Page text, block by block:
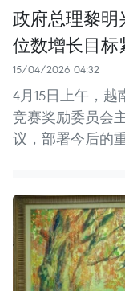
政府总理黎明
位数增长目标
15/04/2026 04:32
4月15日上午，越
竞赛奖励委员会
议，部署今后的